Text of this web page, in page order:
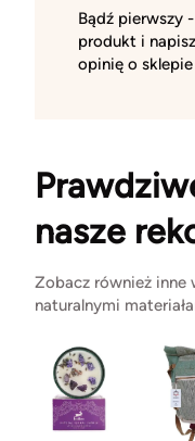
Bądź pierwszy
produkt i napisz
opinię o sklepie
nasze
Zobacz również
naturalnymi